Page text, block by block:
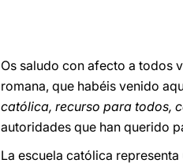
Os saludo con afecto a todos
romana, que habéis venido
católica, recurso para todos,
autoridades que han querido
La escuela católica